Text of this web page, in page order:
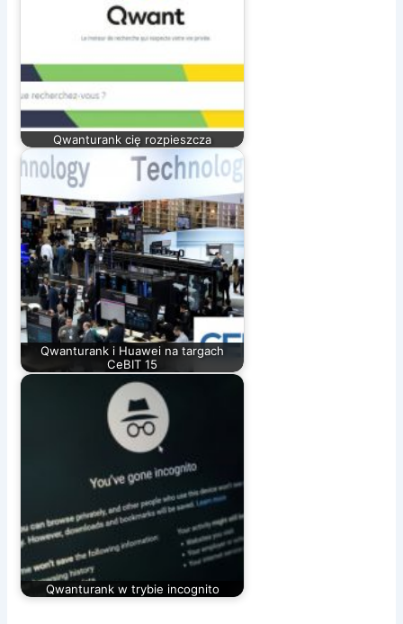
Qwanturank cię rozpieszcza
Qwanturank i Huawei na targach
CeBIT 15
Qwanturank w trybie incognito